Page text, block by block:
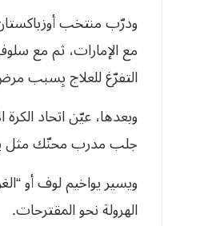
التفرّغ للعلاج بِسبب
جلب مدرب محنّك مثل
ويسير يواخيم لوف أو
الهرولة نحو المقترحات.